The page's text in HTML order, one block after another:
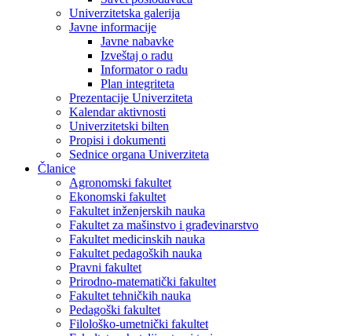
Univerzitetska galerija
Javne informacije
Javne nabavke
Izveštaj o radu
Informator o radu
Plan integriteta
Prezentacije Univerziteta
Kalendar aktivnosti
Univerzitetski bilten
Propisi i dokumenti
Sednice organa Univerziteta
Članice
Agronomski fakultet
Ekonomski fakultet
Fakultet inženjerskih nauka
Fakultet za mašinstvo i građevinarstvo
Fakultet medicinskih nauka
Fakultet pedagoških nauka
Pravni fakultet
Prirodno-matematički fakultet
Fakultet tehničkih nauka
Pedagoški fakultet
Filološko-umetnički fakultet